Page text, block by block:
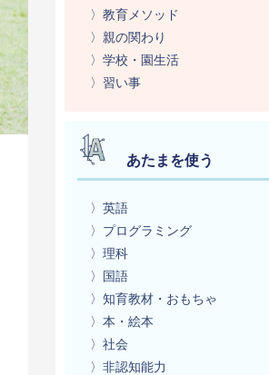
〉教育メソッド
〉親の関わり
〉学校・園生活
〉習い事
あたまを使う
〉英語
〉プログラミング
〉理科
〉国語
〉知育教材・おもちゃ
〉本・絵本
〉社会
〉非認知能力